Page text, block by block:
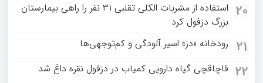
20
استفاده از مشربات الکلی تقلبی ۳۱ نفر را راهی بیمارستان
بزرگ دزفول کرد
21 رودخانه «دز» اسیر آلودگی و کم‌توجهی‌ها
22 قاچاقچی گیاه دارویی کمیاب در دزفول نقره داغ شد